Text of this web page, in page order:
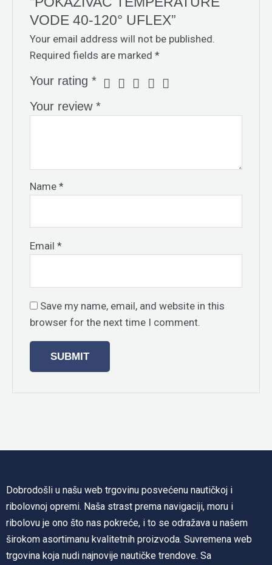
VODE 40-120° UFLEX”
Your email address will not be published.
Required fields are marked*
Your rating*
Your review*
Name*
Email*
Save my name, email, and website in this
browser for the next time I comment.
Dobrodošli u našu web trgovinu posvećenu nautičkoj i
ribolovnoj opremi. Naša strast prema navigaciji, moru i
ribolovu je ono što nas pokreće, i to se odražava u našem
širokom asortimanu kvalitetnih proizvoda. Suvremena web
trgovina koja nudi najnovije nautičke trendove. Sa